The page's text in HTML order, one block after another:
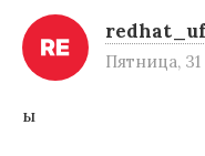
Пятница, 31
ы